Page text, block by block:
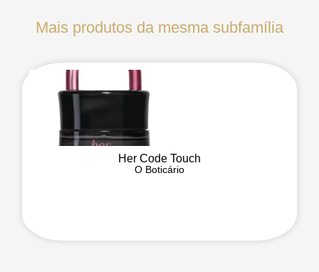
Mais produtos da mesma subfamília
Her Code Touch
O Boticário